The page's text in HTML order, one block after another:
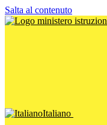
Salta al contenuto
Italiano